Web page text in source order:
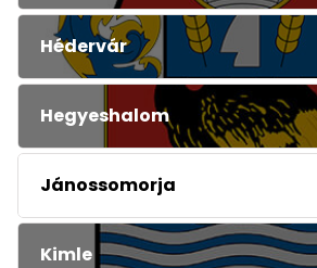
Hédervár
Hegyeshalom
Jánossomorja
Kimle